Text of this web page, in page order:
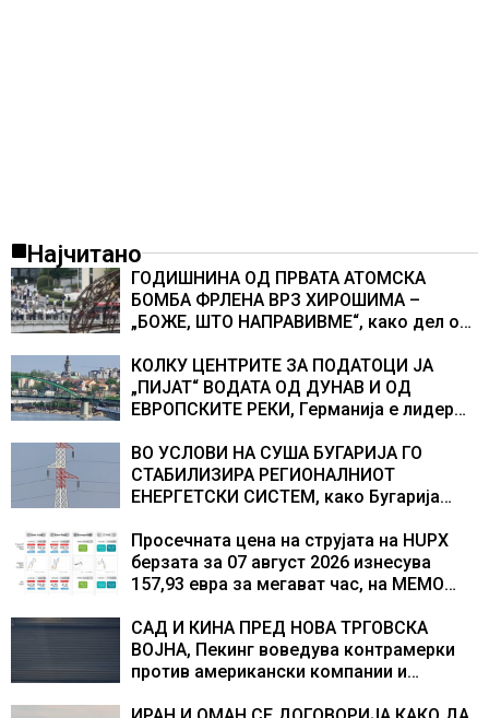
Најчитано
ГОДИШНИНА ОД ПРВАТА АТОМСКА
БОМБА ФРЛЕНА ВРЗ ХИРОШИМА –
„БОЖЕ, ШТО НАПРАВИВМЕ“, како дел од
учесниците во бомбардирањето го
доживуваа овој настан што го промени
текот на историјата
КОЛКУ ЦЕНТРИТЕ ЗА ПОДАТОЦИ ЈА
„ПИЈАТ“ ВОДАТА ОД ДУНАВ И ОД
ЕВРОПСКИТЕ РЕКИ, Германија е лидер
центри за податоци
ВО УСЛОВИ НА СУША БУГАРИЈА ГО
СТАБИЛИЗИРА РЕГИОНАЛНИОТ
ЕНЕРГЕТСКИ СИСТЕМ, како Бугарија
складирање на енергија од батерии
Просечната цена на струјата на HUPX
берзата за 07 август 2026 изнесува
157,93 евра за мегават час, на МЕМО
САД И КИНА ПРЕД НОВА ТРГОВСКА
ВОЈНА, Пекинг воведува контрамерки
против американски компании и